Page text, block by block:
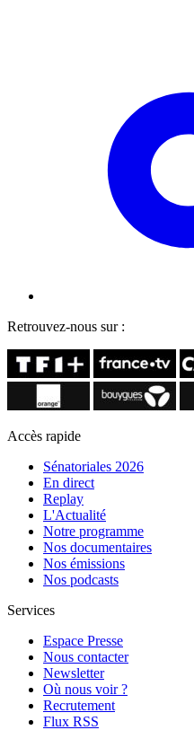
Retrouvez-nous sur :
Accès rapide
Sénatoriales 2026
En direct
Replay
L'Actualité
Notre programme
Nos documentaires
Nos émissions
Nos podcasts
Services
Espace Presse
Nous contacter
Newsletter
Où nous voir ?
Recrutement
Flux RSS